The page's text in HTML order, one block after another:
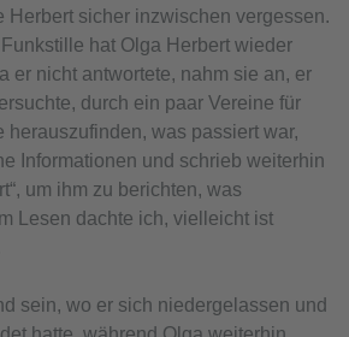
Herbert sicher inzwischen vergessen.
hat Olga Herbert wieder
er nicht antwortete, nahm sie an, er
durch ein paar Vereine für
herauszufinden, was passiert war,
Informationen und schrieb weiterhin
um ihm zu berichten, was
Lesen dachte ich, vielleicht ist
sein, wo er sich niedergelassen und